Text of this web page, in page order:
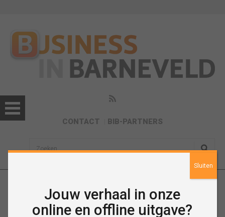
CONTACT BIB-PARTNERS
sisea.search
AgendaJouw verhaal in onze
online en offline uitgave?
Sluiten